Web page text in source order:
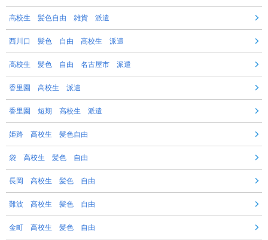
高校生 髪色自由 雑貨 派遣
西川口 髪色 自由 高校生 派遣
高校生 髪色 自由 名古屋市 派遣
香里園 高校生 派遣
香里園 短期 高校生 派遣
姫路 高校生 髪色自由
袋 高校生 髪色 自由
長岡 高校生 髪色 自由
難波 高校生 髪色 自由
金町 高校生 髪色 自由